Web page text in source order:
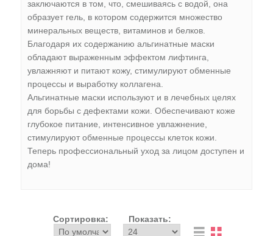
заключаются в том, что, смешиваясь с водой, она
образует гель, в котором содержится множество
минеральных веществ, витаминов и белков.
Благодаря их содержанию альгинатные маски
обладают выраженным эффектом лифтинга,
увлажняют и питают кожу, стимулируют обменные
процессы и выработку коллагена.
Альгинатные маски используют и в лечебных целях
для борьбы с дефектами кожи. Обеспечивают коже
глубокое питание, интенсивное увлажнение,
стимулируют обменные процессы клеток кожи.
Теперь профессиональный уход за лицом доступен и
дома!
Сортировка: Показать: